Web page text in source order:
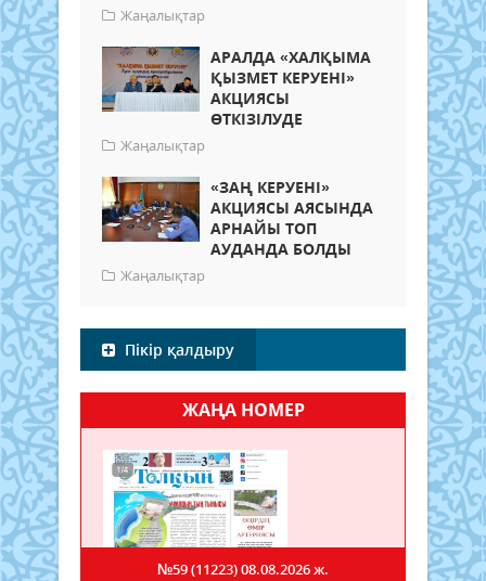
Жаңалықтар
АРАЛДА «ХАЛҚЫМА
ҚЫЗМЕТ КЕРУЕНІ»
АКЦИЯСЫ
ӨТКІЗІЛУДЕ
Жаңалықтар
«ЗАҢ КЕРУЕНІ»
АКЦИЯСЫ АЯСЫНДА
АРНАЙЫ ТОП
АУДАНДА БОЛДЫ
Жаңалықтар
Пікір қалдыру
ЖАҢА НОМЕР
№59 (11223)08.08.2026 ж.